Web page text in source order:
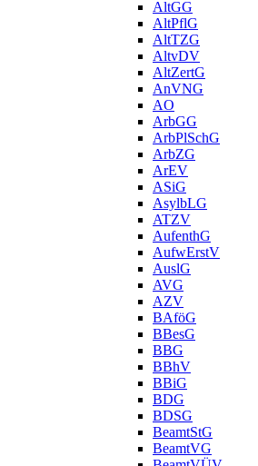
AltGG
AltPflG
AltTZG
AltvDV
AltZertG
AnVNG
AO
ArbGG
ArbPlSchG
ArbZG
ArEV
ASiG
AsylbLG
ATZV
AufenthG
AufwErstV
AuslG
AVG
AZV
BAföG
BBesG
BBG
BBhV
BBiG
BDG
BDSG
BeamtStG
BeamtVG